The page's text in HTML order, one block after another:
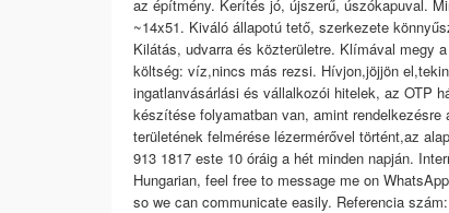
az építmény. Kerítés jó, újszerű, úszókapuval.
~14x51. Kiváló állapotú tető, szerkezete
Kilátás, udvarra és közterületre. Klímával megy
költség: víz,nincs más rezsi. Hívjon,jöjjön
ingatlanvásárlási és vállalkozói hitelek, az OTP
készítése folyamatban van, amint
területének felmérése lézermérővel történt,az
913 1817 este 10 óráig a hét minden napján.
Hungarian, feel free to message me on
so we can communicate easily. Referencia